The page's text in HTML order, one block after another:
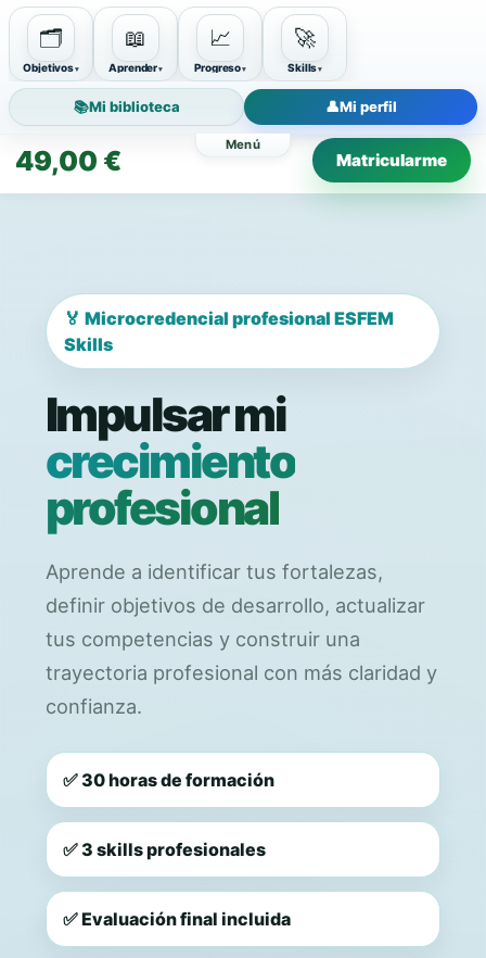
🗂️
Objetivos
📖
Aprender
📈
Progreso
🚀
Skills
📚Mi biblioteca 👤Mi perfil
49,00 € Matricularme
🏅 Microcredencial profesional ESFEM
Skills
Impulsar mi
crecimiento
profesional
Aprende a identificar tus fortalezas,
definir objetivos de desarrollo, actualizar
tus competencias y construir una
trayectoria profesional con más claridad y
confianza.
✅ 30 horas de formación
✅ 3 skills profesionales
✅ Evaluación final incluida